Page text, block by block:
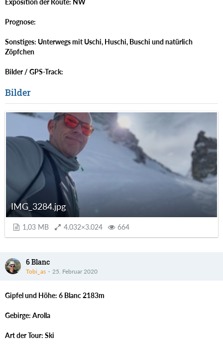
Prognose:
Sonstiges: Unterwegs mit Uschi, Huschi, Buschi und natürlich
Zöpfchen
Bilder / GPS-Track:
Bilder
IMG_3284.jpg
1,03 MB 4.032×3.024 664
6 Blanc
Tobi_as 25. Februar 2020
Gipfel und Höhe: 6 Blanc 2183m
Gebirge: Arolla
Art der Tour: Ski